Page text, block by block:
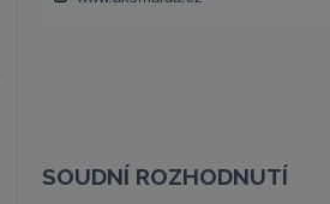
SOUDNÍ ROZHODNUTÍ